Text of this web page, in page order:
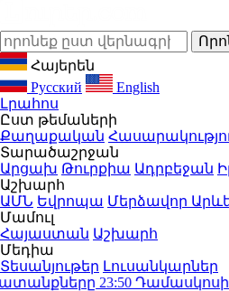
Հայերեն
Русский
English
Լրահոս
Ըստ թեմաների
Քաղաքական
Տարածաշրջան
Արցախ Թուրքիա Ադրբեջան
Աշխարհ
ԱՄՆ Եվրոպա Մերձավոր
Մամուլ
Հայաստան Աշխարհ
Մեդիա
Տեսանյութեր Լուսանկարներ
23:50Դամասկոսի